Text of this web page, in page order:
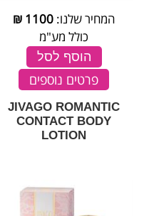
המחיר שלנו: 1100
₪
כולל מע"מ
הוסף לסל
פרטים נוספים
JIVAGO ROMANTIC
CONTACT BODY
LOTION